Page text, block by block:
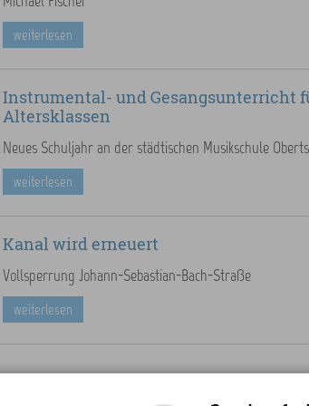
weiterlesen
Instrumental- und Gesangsunterricht
Altersklassen
Neues Schuljahr an der städtischen Musikschule
weiterlesen
Kanal wird erneuert
Vollsperrung Johann-Sebastian-Bach-Straße
weiterlesen